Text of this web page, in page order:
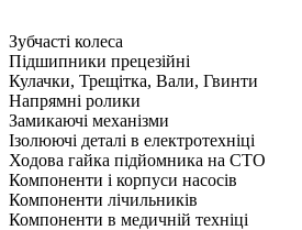
Зубчасті колеса
Підшипники прецезійні
Кулачки, Трещітка, Вали, Гвинти
Напрямні ролики
Замикаючі механізми
Ізолюючі деталі в електротехніці
Ходова гайка підйомника на СТО
Компоненти і корпуси насосів
Компоненти лічильників
Компоненти в медичній техніці